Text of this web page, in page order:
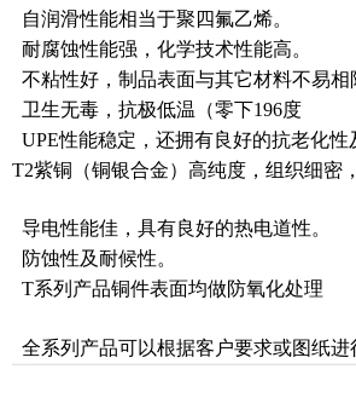
自润滑性能相当于聚四氟乙烯。
耐腐蚀性能强，化学技术性能高。
不粘性好，制品表面与其它材料不易相
卫生无毒，抗极低温（零下196度
UPE性能稳定，还拥有良好的抗老化
T2紫铜（铜银合金）高纯度，组织细密
导电性能佳，具有良好的热电道性。
防蚀性及耐候性。
T系列产品铜件表面均做防氧化处理
全系列产品可以根据客户要求或图纸进